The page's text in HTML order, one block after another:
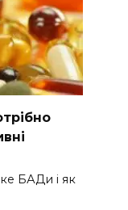
БАДи і як